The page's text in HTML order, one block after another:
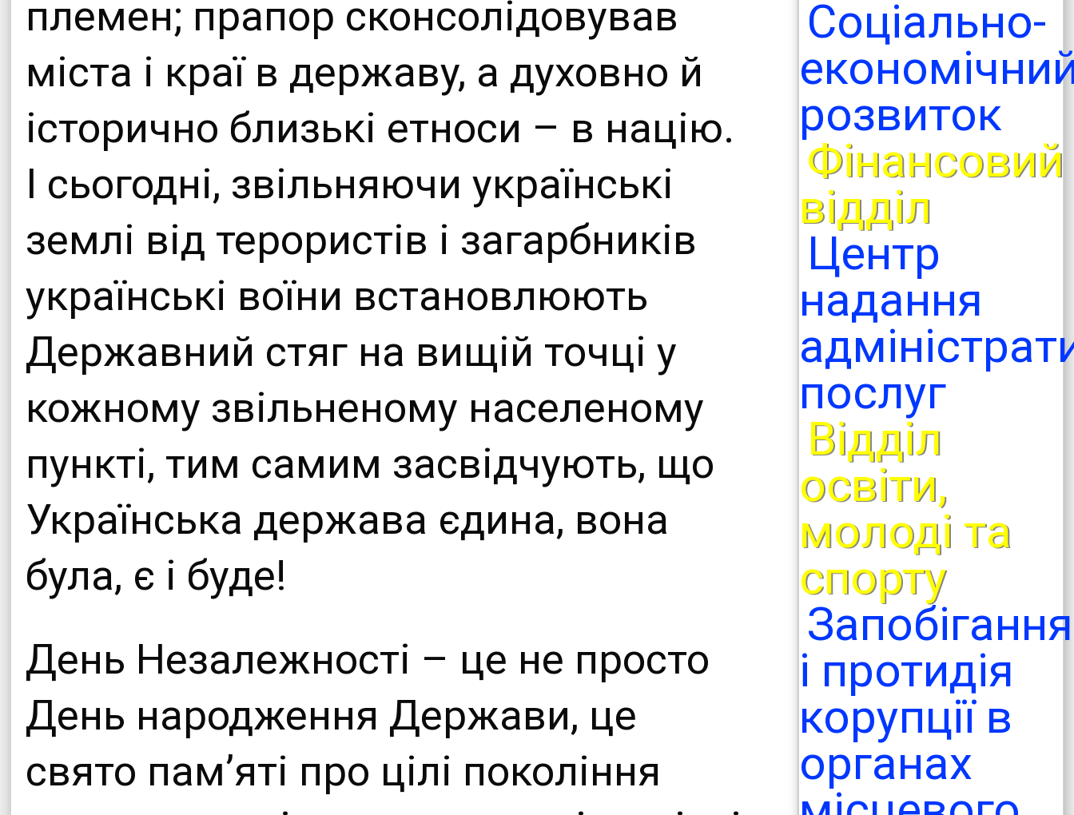
племен; прапор сконсолідовував
міста і краї в державу, а духовно й
історично близькі етноси – в націю.
І сьогодні, звільняючи українські
землі від терористів і загарбників
українські воїни встановлюють
Державний стяг на вищій точці у
кожному звільненому населеному
пункті, тим самим засвідчують, що
Українська держава єдина, вона
була, є і буде!
День Незалежності – це не просто
День народження Держави, це
свято пам’яті про цілі покоління
Соціально-
розвиток
Фінансовий
відділ
Центр
надання
послуг
Відділ
освіти,
молоді та
спорту
Запобігання
і протидія
корупції в
органах